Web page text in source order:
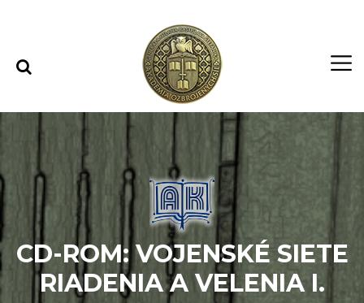
CD-ROM: VOJENSKÉ SIETE
RIADENIA A VELENIA I.